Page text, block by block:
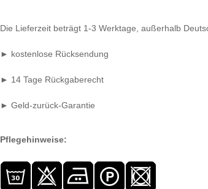
Die Lieferzeit beträgt 1-3 Werktage, außerhalb
► kostenlose Rücksendung
► 14 Tage Rückgaberecht
► Geld-zurück-Garantie
Pflegehinweise: